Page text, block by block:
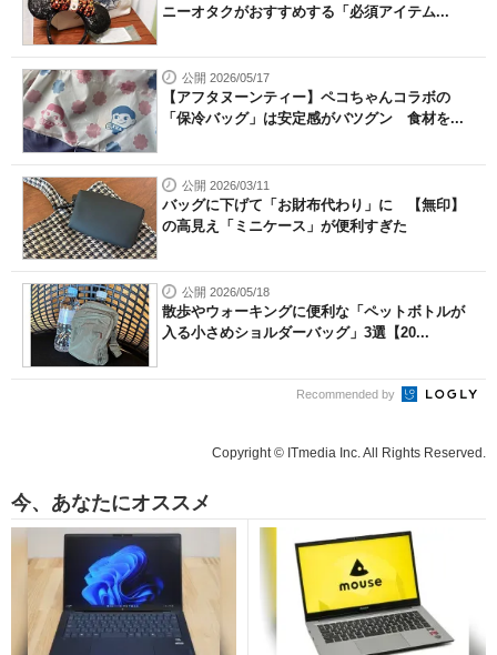
ニーオタクがおすすめする「必須アイテム...
公開 2026/05/17
【アフタヌーンティー】ペコちゃんコラボの
「保冷バッグ」は安定感がバツグン 食材を...
公開 2026/03/11
バッグに下げて「お財布代わり」に 【無印】
の高見え「ミニケース」が便利すぎた
公開 2026/05/18
散歩やウォーキングに便利な「ペットボトルが
入る小さめショルダーバッグ」3選【20...
Recommended by
Copyright © ITmedia Inc. All Rights Reserved.
今、あなたにオススメ